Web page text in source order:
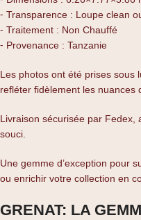
⁃ Transparence : Loupe clean
⁃ Traitement : Non Chauffé
⁃ Provenance : Tanzanie
Les photos ont été prises sous
refléter fidèlement les nuances
Livraison sécurisée par Fedex,
souci.
Une gemme d’exception pour
ou enrichir votre collection en
GRENAT: LA